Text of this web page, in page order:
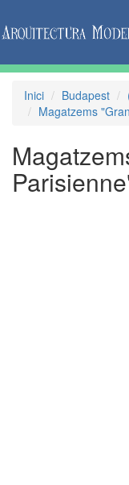
Inici Budapest
Magatzems